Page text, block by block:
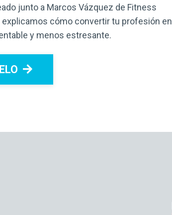
junto a Marcos Vázquez de Fitness
explicamos cómo convertir tu profesión en
y menos estresante.